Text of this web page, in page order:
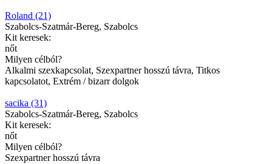
Roland (21)
Szabolcs-Szatmár-Bereg, Szabolcs
Kit keresek:
nőt
Milyen célból?
Alkalmi szexkapcsolat, Szexpartner hosszú távra, Titkos
kapcsolatot, Extrém / bizarr dolgok
sacika (31)
Szabolcs-Szatmár-Bereg, Szabolcs
Kit keresek:
nőt
Milyen célból?
Szexpartner hosszú távra